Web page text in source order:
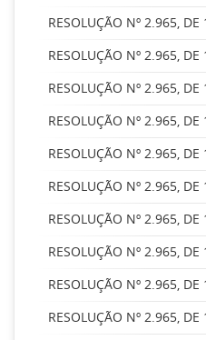
RESOLUÇÃO Nº 2.965, DE
RESOLUÇÃO Nº 2.965, DE
RESOLUÇÃO Nº 2.965, DE
RESOLUÇÃO Nº 2.965, DE
RESOLUÇÃO Nº 2.965, DE
RESOLUÇÃO Nº 2.965, DE
RESOLUÇÃO Nº 2.965, DE
RESOLUÇÃO Nº 2.965, DE
RESOLUÇÃO Nº 2.965, DE
RESOLUÇÃO Nº 2.965, DE